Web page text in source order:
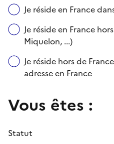
Je réside en France
Je réside en France
Miquelon, ...)
Je réside hors de
adresse en France
Vous êtes :
Statut